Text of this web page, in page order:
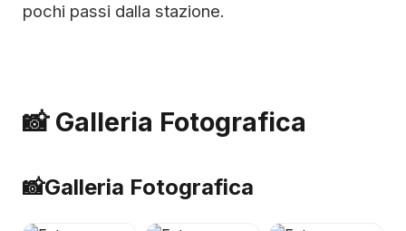
pochi passi dalla stazione.
📸 Galleria Fotografica
📸Galleria Fotografica